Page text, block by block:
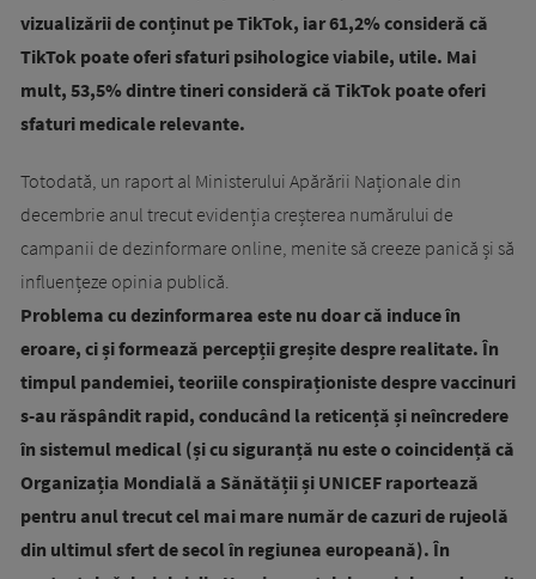
vizualizării de conținut pe TikTok, iar 61,2% consideră că
TikTok poate oferi sfaturi psihologice viabile, utile. Mai
mult, 53,5% dintre tineri consideră că TikTok poate oferi
sfaturi medicale relevante.
Totodată, un raport al Ministerului Apărării Naționale din
decembrie anul trecut evidenția creșterea numărului de
campanii de dezinformare online, menite să creeze panică și să
influențeze opinia publică.
Problema cu dezinformarea este nu doar că induce în
eroare, ci și formează percepții greșite despre realitate. În
timpul pandemiei, teoriile conspiraționiste despre vaccinuri
s-au răspândit rapid, conducând la reticență și neîncredere
în sistemul medical (și cu siguranță nu este o coincidență că
Organizația Mondială a Sănătății și UNICEF raportează
pentru anul trecut cel mai mare număr de cazuri de rujeolă
din ultimul sfert de secol în regiunea europeană). În